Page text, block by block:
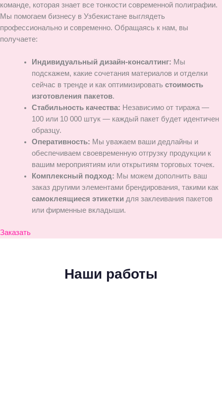
команде, которая знает все тонкости современной полиграфии.
Мы помогаем бизнесу в Узбекистане выглядеть
профессионально и современно. Обращаясь к нам, вы
получаете:
Индивидуальный дизайн-консалтинг: Мы
подскажем, какие сочетания материалов и отделки
сейчас в тренде и как оптимизировать стоимость
изготовления пакетов.
Стабильность качества: Независимо от тиража —
100 или 10 000 штук — каждый пакет будет идентичен
образцу.
Оперативность: Мы уважаем ваши дедлайны и
обеспечиваем своевременную отгрузку продукции к
вашим мероприятиям или открытиям торговых точек.
Комплексный подход: Мы можем дополнить ваш
заказ другими элементами брендирования, такими как
самоклеящиеся этикеткидля заклеивания пакетов
или фирменные вкладыши.
Заказать
Наши работы